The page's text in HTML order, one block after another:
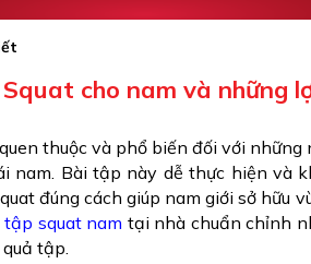
Squat cho nam và những
thuộc và phổ biến đối với
nam. Bài tập này dễ thực hiện và
đúng cách giúp nam giới sở hữu
tập squat nam tại nhà chuẩn chỉnh
tập.